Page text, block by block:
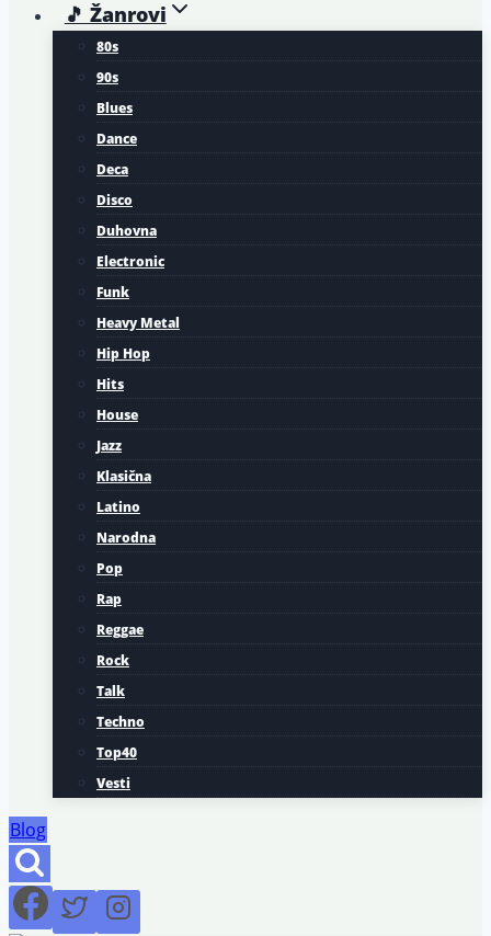
🎵 Žanrovi
80s
90s
Blues
Dance
Deca
Disco
Duhovna
Electronic
Funk
Heavy Metal
Hip Hop
Hits
House
Jazz
Klasična
Latino
Narodna
Pop
Rap
Reggae
Rock
Talk
Techno
Top40
Vesti
Blog